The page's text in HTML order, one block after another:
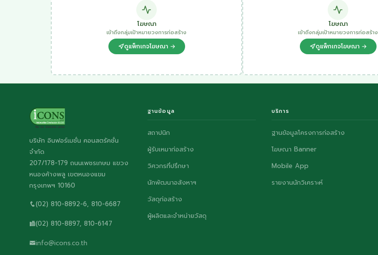
โฆษณา
เข้าถึงกลุ่มเป้าหมายวงการก่อสร้าง
ดูแพ็กเกจโฆษณา →
โฆษณา
เข้าถึงกลุ่มเป้าหมายวงการก่อสร้าง
ดูแพ็กเกจโฆษณา →
บริษัท อินฟอร์เมชั่น คอนสตรัคชั่น
จำกัด
207/178-179 ถนนเพชรเกษม แขวง
หนองค้างพลู เขตหนองแขม
กรุงเทพฯ 10160
(02) 810-8892-6, 810-6687
(02) 810-8897, 810-6147
info@icons.co.th
ฐานข้อมูล
สถาปนิก
ผู้รับเหมาก่อสร้าง
วิศวกรที่ปรึกษา
นักพัฒนาอสังหาฯ
วัสดุก่อสร้าง
ผู้ผลิตและจำหน่ายวัสดุ
บริการ
ฐานข้อมูลโครงการก่อสร้าง
โฆษณา Banner
Mobile App
รายงานนักวิเคราะห์